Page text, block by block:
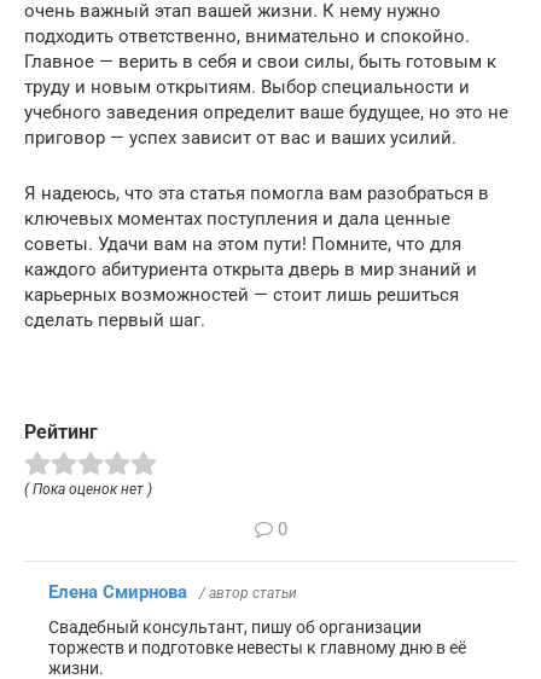
очень важный этап вашей жизни. К нему нужно
подходить ответственно, внимательно и спокойно.
Главное — верить в себя и свои силы, быть готовым к
труду и новым открытиям. Выбор специальности и
учебного заведения определит ваше будущее, но это не
приговор — успех зависит от вас и ваших усилий.
Я надеюсь, что эта статья помогла вам разобраться в
ключевых моментах поступления и дала ценные
советы. Удачи вам на этом пути! Помните, что для
каждого абитуриента открыта дверь в мир знаний и
карьерных возможностей — стоит лишь решиться
сделать первый шаг.
Рейтинг
( Пока оценок нет )
0
Елена Смирнова / автор статьи
Свадебный консультант, пишу об организации
торжеств и подготовке невесты к главному дню в её
жизни.